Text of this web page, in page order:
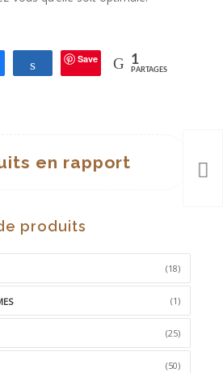
Partagez Partagez
Save 1
PARTAGES
en rapport
produits
(18)
(1)
(25)
(50)